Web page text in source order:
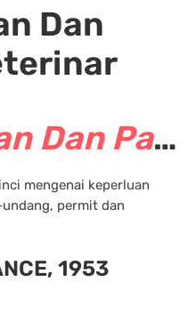
Dan
Perundangan Dan Panduan Veterinar
mengenai keperluan
permit dan
1953